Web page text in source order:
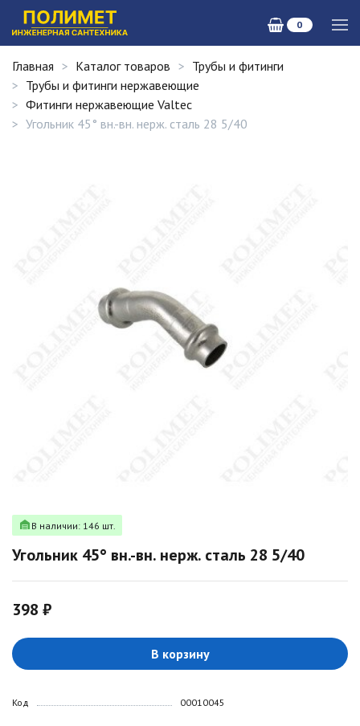
0
Главная Каталог товаров
Трубы и фитинги
Трубы и фитинги нержавеющие
Фитинги нержавеющие Valtec
Угольник 45° вн.-вн. нерж. сталь 28 5/40
В наличии: 146 шт.
Угольник 45° вн.-вн. нерж. сталь 28 5/40
398 ₽
В корзину
Код 00010045